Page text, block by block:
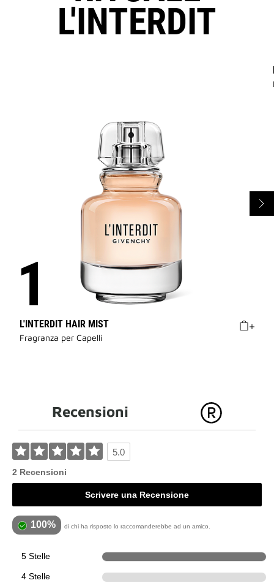
L'INTERDIT
L'INTERDIT HAIR MIST
Fragranza per Capelli
Recensioni
5.0
2 Recensioni
Scrivere una Recensione
100% di chi ha risposto lo raccomanderebbe ad un amico.
5 Stelle
4 Stelle